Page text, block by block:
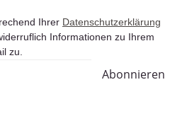
Ihrer Datenschutzerklärung
Informationen zu Ihrem
zu.
Abonnieren